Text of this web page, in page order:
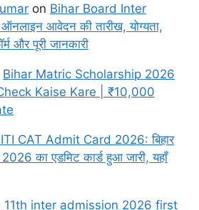
on Bihar Board Inter
आवेदन की तारीख, योग्यता,
और पूरी जानकारी
Bihar Matric Scholarship 2026
Kaise Kare | ₹10,000
CAT Admit Card 2026: बिहार
का एडमिट कार्ड हुआ जारी, यहाँ
11th inter admission 2026 first